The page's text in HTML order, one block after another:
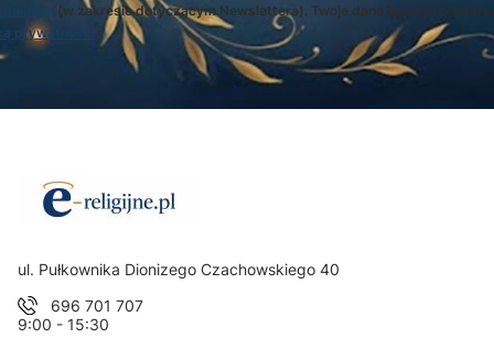
(w zakresie dotyczącym Newslettera). Twoje dane będą
prywatności
Adres:
ul. Pułkownika Dionizego Czachowskiego 40
696 701 707
9:00 - 15:30